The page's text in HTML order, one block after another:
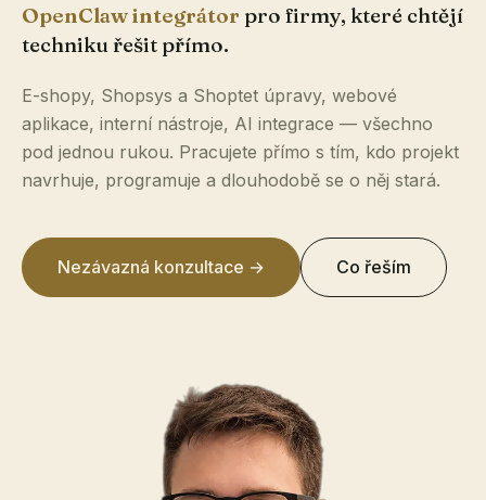
OpenClaw integrátor pro firmy, které chtějí
techniku řešit přímo.
E-shopy, Shopsys a Shoptet úpravy, webové
aplikace, interní nástroje, AI integrace — všechno
pod jednou rukou. Pracujete přímo s tím, kdo projekt
navrhuje, programuje a dlouhodobě se o něj stará.
Nezávazná konzultace → Co řeším